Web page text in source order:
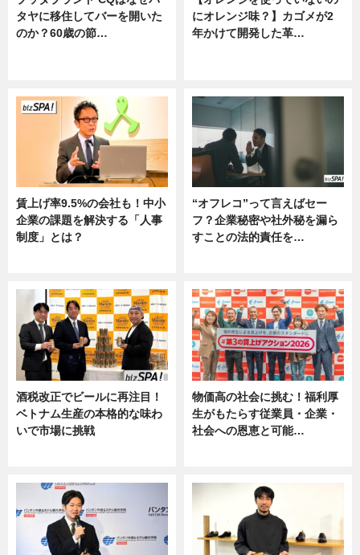
タヤに移住してバーを開いた
のか？60歳の節…
にオレンジ味？】カゴメが2
年かけて開発した革…
賃上げ率9.5%の会社も！中小
企業の課題を解決する「人事
制度」とは？
“オフレコ”って言えばセー
フ？企業秘密や社外秘を漏ら
すことの法的責任を…
酒税改正でビールに再注目！
ベトナム生産の本格的な味わ
いで市場に挑戦
物価高の社会に挑む！福利厚
生がもたらす従業員・企業・
社会への恩恵と可能…